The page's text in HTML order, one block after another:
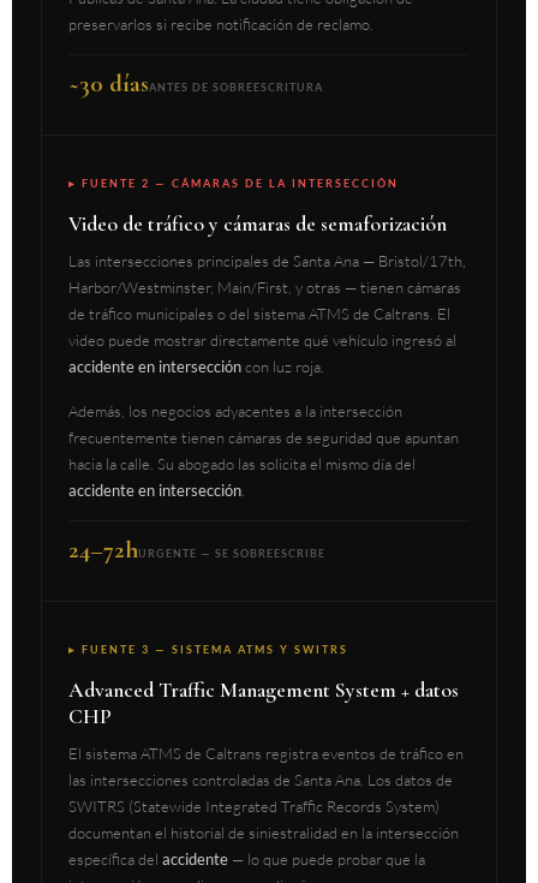
preservarlos si recibe notificación de reclamo.
~30 díasANTES DE SOBREESCRITURA
▸ FUENTE 2 — CÁMARAS DE LA INTERSECCIÓN
Video de tráfico y cámaras de semaforización
Las intersecciones principales de Santa Ana — Bristol/17th,
Harbor/Westminster, Main/First, y otras — tienen cámaras
de tráfico municipales o del sistema ATMS de Caltrans. El
video puede mostrar directamente qué vehículo ingresó al
accidente en interseccióncon luz roja.
Además, los negocios adyacentes a la intersección
frecuentemente tienen cámaras de seguridad que apuntan
hacia la calle. Su abogado las solicita el mismo día del
accidente en intersección
24–72hURGENTE — SE SOBREESCRIBE
▸ FUENTE 3 — SISTEMA ATMS Y SWITRS
Advanced Traffic Management System + datos
CHP
El sistema ATMS de Caltrans registra eventos de tráfico en
las intersecciones controladas de Santa Ana. Los datos de
SWITRS (Statewide Integrated Traffic Records System)
documentan el historial de siniestralidad en la intersección
específica del accidente — lo que puede probar que la